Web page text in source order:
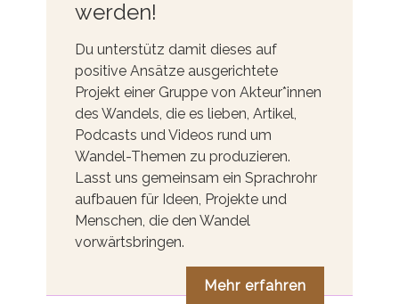
werden!
Du unterstütz damit dieses auf
positive Ansätze ausgerichtete
Projekt einer Gruppe von Akteur*innen
des Wandels, die es lieben, Artikel,
Podcasts und Videos rund um
Wandel-Themen zu produzieren.
Lasst uns gemeinsam ein Sprachrohr
aufbauen für Ideen, Projekte und
Menschen, die den Wandel
vorwärtsbringen.
Mehr erfahren